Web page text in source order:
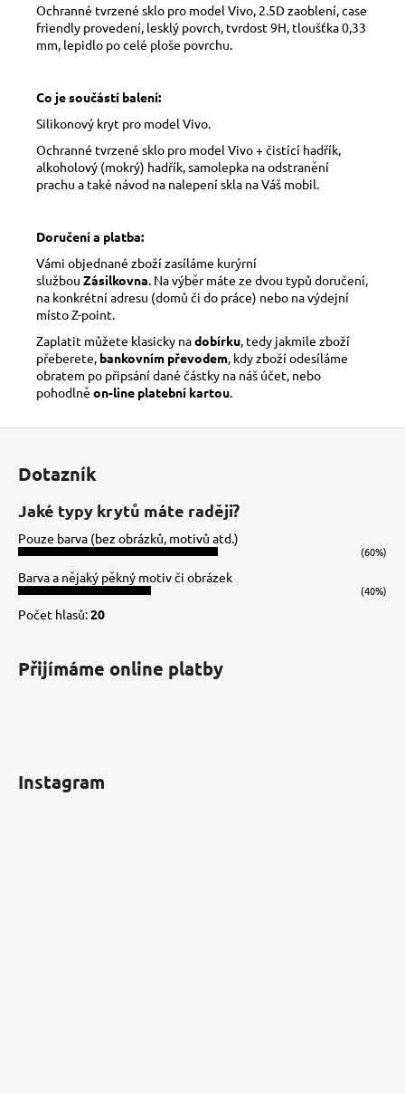
Ochranné tvrzené sklo pro model Vivo, 2.5D zaoblení, case
friendly provedení, lesklý povrch, tvrdost 9H, tloušťka 0,33
mm, lepidlo po celé ploše povrchu.
Co je součástí balení:
Silikonový kryt pro model Vivo.
Ochranné tvrzené sklo pro model Vivo + čistící hadřík,
alkoholový (mokrý) hadřík, samolepka na odstranění
prachu a také návod na nalepení skla na Váš mobil.
Doručení a platba:
Vámi objednané zboží zasíláme kurýrní
službou Zásilkovna . Na výběr máte ze dvou typů doručení,
na konkrétní adresu (domů či do práce) nebo na výdejní
místo Z-point.
Zaplatit můžete klasicky nadobírku , tedy jakmile zboží
přeberete, bankovním převodem , kdy zboží odesíláme
obratem po připsání dané částky na náš účet, nebo
pohodlně on-line platební kartou
Dotazník
Jaké typy krytů máte raději?
Pouze barva (bez obrázků, motivů atd.)
(60%)
Barva a nějaký pěkný motiv či obrázek
(40%)
Počet hlasů:20
Přijímáme online platby
Instagram